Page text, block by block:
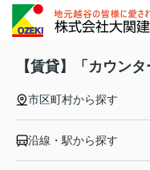
【賃貸】「カウン
市区町村から探す
沿線・駅から探す